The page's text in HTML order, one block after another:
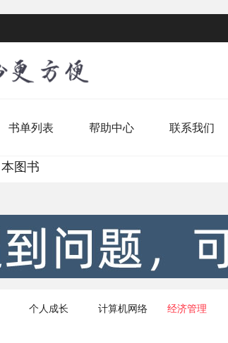
书单列表 帮助中心 联系我们
本图书
个人成长 计算机网络 经济管理